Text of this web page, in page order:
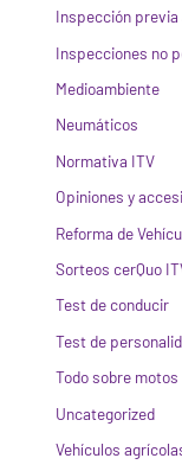
Inspección
Inspecciones no
Medioambiente
Neumáticos
Normativa ITV
Opiniones y
Reforma de
Sorteos cerQuo
Test de conducir
Test de
Todo sobre motos
Uncategorized
Vehículos